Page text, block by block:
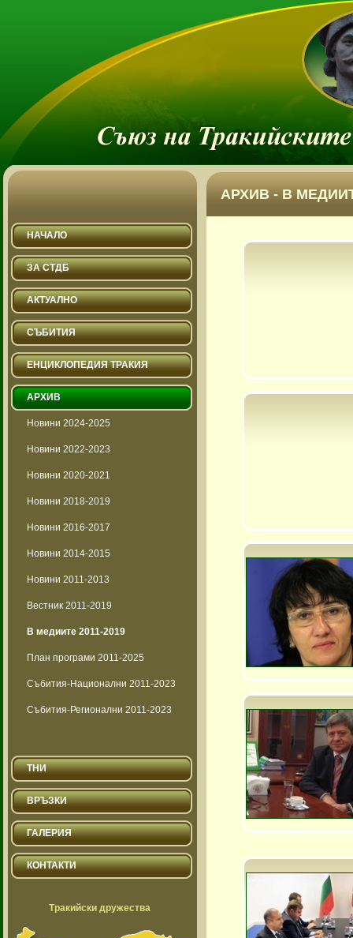
АРХИВ - В
НАЧАЛО
ЗА СТДБ
АКТУАЛНО
СЪБИТИЯ
ЕНЦИКЛОПЕДИЯ ТРАКИЯ
АРХИВ
Новини 2024-2025
Новини 2022-2023
Новини 2020-2021
Новини 2018-2019
Новини 2016-2017
Новини 2014-2015
Новини 2011-2013
Вестник 2011-2019
В медиите 2011-2019
План програми 2011-2025
Събития-Национални 2011-2023
Събития-Регионални 2011-2023
ТНИ
ВРЪЗКИ
ГАЛЕРИЯ
КОНТАКТИ
Тракийски дружества